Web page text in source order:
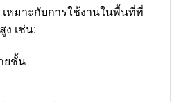
หมาะกับการใช้งานในพื้นที่ที่
เช่น:
ยชั้น